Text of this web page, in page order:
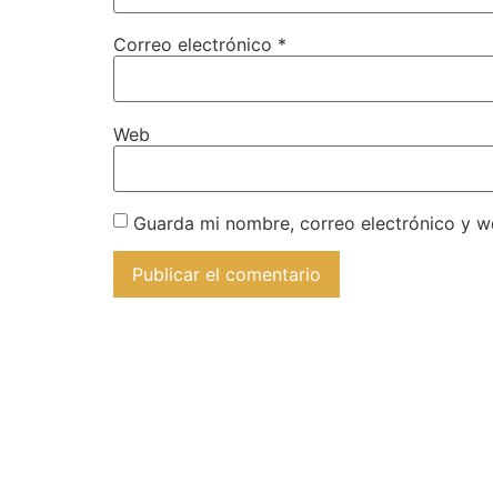
Correo electrónico *
Web
Guarda mi nombre, correo electrónico y